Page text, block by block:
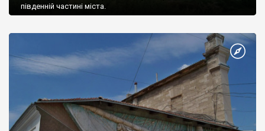
південній частині міста.